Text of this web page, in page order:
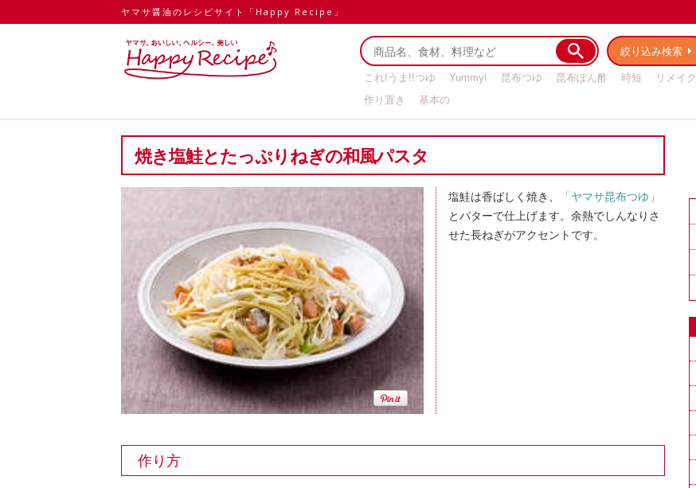
ヤマサ醤油のレシピサイト「Happy Recipe」
絞り込み検索
これ!うま!!つゆ Yummy! 昆布つゆ 昆布ぽん酢 時短
リメイク
作り置き
基本の
焼き塩鮭とたっぷりねぎの和風パスタ
塩鮭は香ばしく焼き、
「ヤマサ昆布つゆ」
とバターで仕上げます。余熱でしんなりさ
せた長ねぎがアクセントです。
作り方